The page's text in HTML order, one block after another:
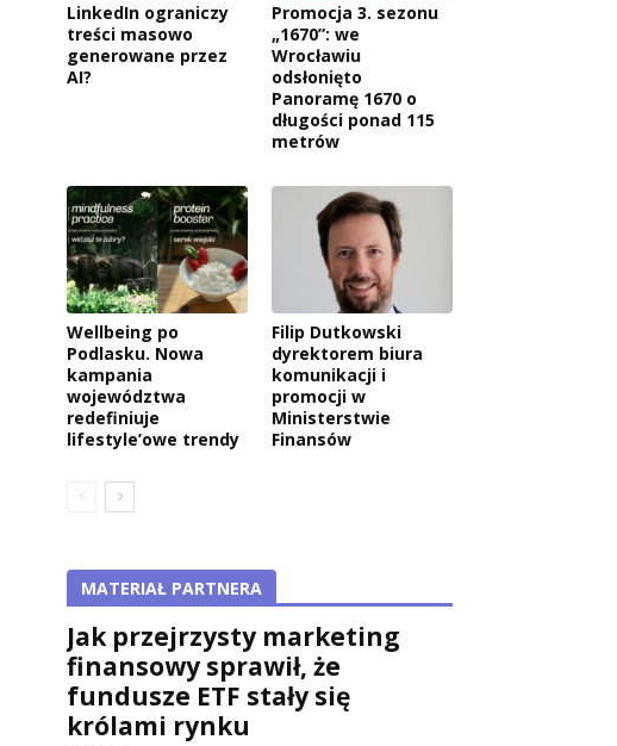
LinkedIn ograniczy
treści masowo
generowane przez
AI?
Promocja 3. sezonu
„1670”: we
Wrocławiu
odsłonięto
Panoramę 1670 o
długości ponad 115
metrów
Wellbeing po
Podlasku. Nowa
kampania
województwa
redefiniuje
lifestyle’owe trendy
Filip Dutkowski
dyrektorem biura
komunikacji i
promocji w
Ministerstwie
Finansów
MATERIAŁ PARTNERA
Jak przejrzysty marketing
finansowy sprawił, że
fundusze ETF stały się
królami rynku